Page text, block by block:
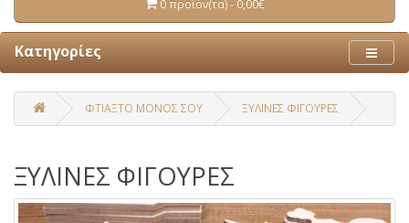
0 προϊόν(τα) - 0,00€
Κατηγορίες
ΦΤΙΑΞΤΟ ΜΟΝΟΣ ΣΟΥ ΞΥΛΙΝΕΣ ΦΙΓΟΥΡΕΣ
ΞΥΛΙΝΕΣ ΦΙΓΟΥΡΕΣ